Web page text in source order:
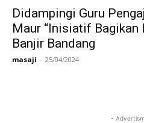
Didampingi Guru
Maur “Inisiatif Bagikan
Banjir Bandang
masaji - 25/04/2024
-